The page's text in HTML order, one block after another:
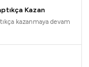
Kazan
kazanmaya devam